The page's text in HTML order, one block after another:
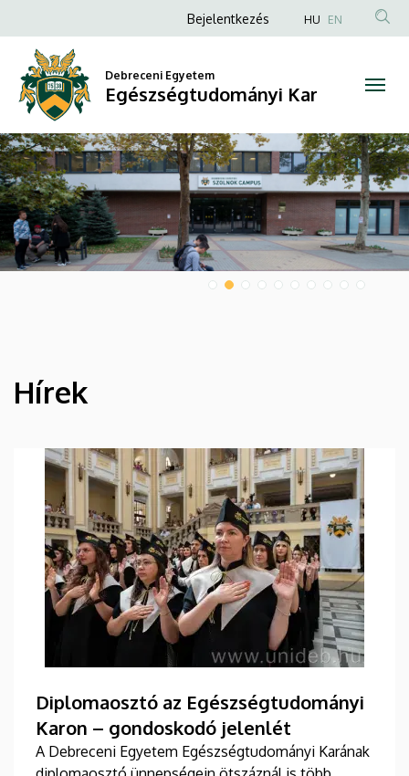
Egészségtudományi
Kar
Anonim
fiók
menüje
Bejelentkezés HU EN
Debreceni Egyetem
Egészségtudományi Kar
DIAVETÍTÉS
HÍREK
Hírek
Diplomaosztó az Egészségtudományi
Karon – gondoskodó jelenlét
A Debreceni Egyetem Egészségtudományi Karának